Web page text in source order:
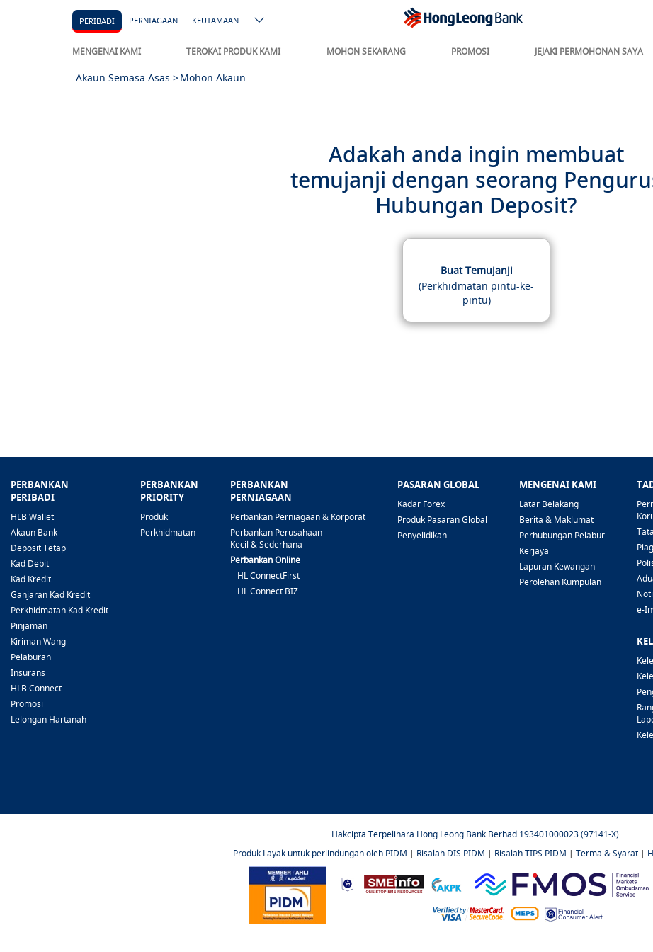
PERIBADI PERNIAGAAN KEUTAMAAN
MENGENAI KAMI TEROKAI PRODUK KAMI MOHON SEKARANG PROMOSI JEJAKI PERMOHONAN SAYA
Akaun Semasa Asas >Mohon Akaun
Adakah anda ingin membuat
temujanji dengan seorang
Hubungan Deposit?
Buat Temujanji
(Perkhidmatan pintu-ke-
pintu)
PERBANKAN
PERIBADI
HLB Wallet
Akaun Bank
Deposit Tetap
Kad Debit
Kad Kredit
Ganjaran Kad Kredit
Perkhidmatan Kad Kredit
Pinjaman
Kiriman Wang
Pelaburan
Insurans
HLB Connect
Promosi
Lelongan Hartanah
PERBANKAN
PRIORITY
Produk
Perkhidmatan
PERBANKAN
PERNIAGAAN
Perbankan Perniagaan & Korporat
Perbankan Perusahaan
Kecil & Sederhana
Perbankan Online
HL ConnectFirst
HL Connect BIZ
PASARAN GLOBAL
Kadar Forex
Produk Pasaran Global
Penyelidikan
MENGENAI KAMI
Latar Belakang
Berita & Maklumat
Perhubungan Pelabur
Kerjaya
Lapuran Kewangan
Perolehan Kumpulan
e-
Hakcipta Terpelihara Hong Leong Bank Berhad 193401000023 (97141-X).
Produk Layak untuk perlindungan oleh PIDM | Risalah DIS PIDM | Risalah TIPS PIDM | Terma & Syarat|